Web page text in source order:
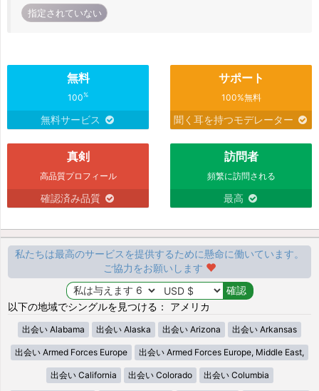
指定されていない
無料
100%
無料サービス
サポート
100%無料
聞く耳を持つモデレーター
真剣
高品質プロフィール
確認済み品質
訪問者
頻繁に訪問される
最高
私たちは最高のサービスを提供するために懸命に働いています。
ご協力をお願いします
以下の地域でシングルを見つける： アメリカ
出会い Alabama 出会い Alaska 出会い Arizona 出会い Arkansas
出会い Armed Forces Europe 出会い Armed Forces Europe, Middle East,
出会い California 出会い Colorado 出会い Columbia